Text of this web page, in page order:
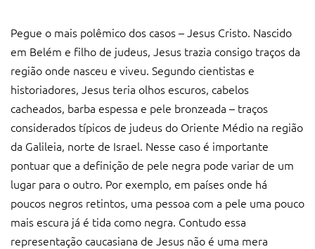
Pegue o mais polêmico dos casos – Jesus Cristo. Nascido
em Belém e filho de judeus, Jesus trazia consigo traços da
região onde nasceu e viveu. Segundo cientistas e
historiadores, Jesus teria olhos escuros, cabelos
cacheados, barba espessa e pele bronzeada – traços
considerados típicos de judeus do Oriente Médio na região
da Galileia, norte de Israel. Nesse caso é importante
pontuar que a definição de pele negra pode variar de um
lugar para o outro. Por exemplo, em países onde há
poucos negros retintos, uma pessoa com a pele uma pouco
mais escura já é tida como negra. Contudo essa
representação caucasiana de Jesus não é uma mera